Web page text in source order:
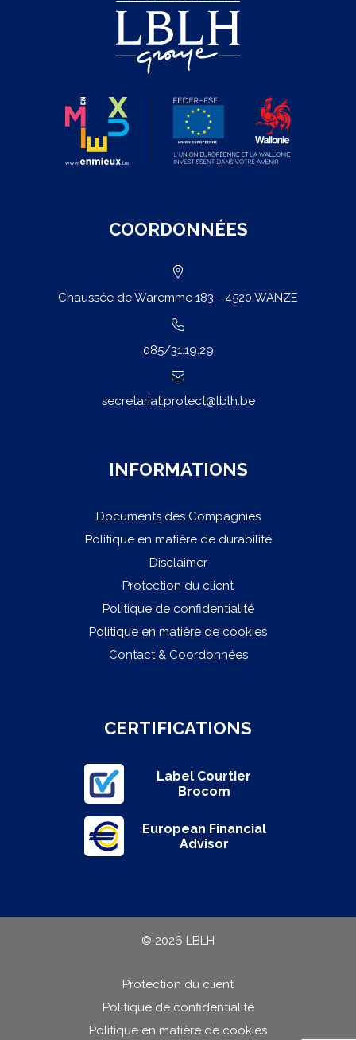
COORDONNÉES
Chaussée de Waremme 183 - 4520 WANZE
085/31.19.29
secretariat.protect@lblh.be
INFORMATIONS
Documents des Compagnies
Politique en matière de durabilité
Disclaimer
Protection du client
Politique de confidentialité
Politique en matière de cookies
Contact & Coordonnées
CERTIFICATIONS
Label Courtier
Brocom
European Financial
Advisor
© 2026 LBLH
Protection du client
Politique de confidentialité
Politique en matière de cookies